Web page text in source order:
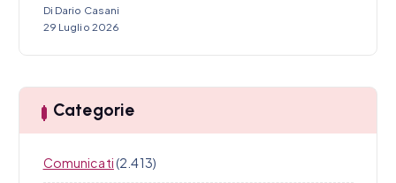
Di Dario Casani
29 Luglio 2026
Categorie
Comunicati(2.413)